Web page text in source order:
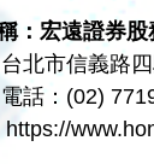
：宏遠證券股
北市信義路
電話：(02)
https://